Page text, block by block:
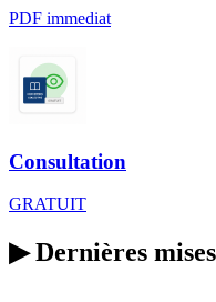
PDF immediat
Consultation
GRATUIT
▶Dernières